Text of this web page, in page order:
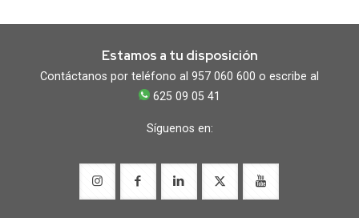
Estamos a tu disposición
Contáctanos por teléfono al 957 060 600 o escribe al
625 09 05 41
Síguenos en: